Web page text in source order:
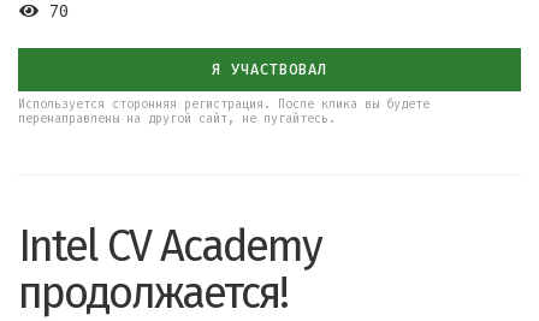
70
Я УЧАСТВОВАЛ
Используется сторонняя регистрация. После клика вы будете
перенаправлены на другой сайт, не пугайтесь.
Intel CV Academy
продолжается!